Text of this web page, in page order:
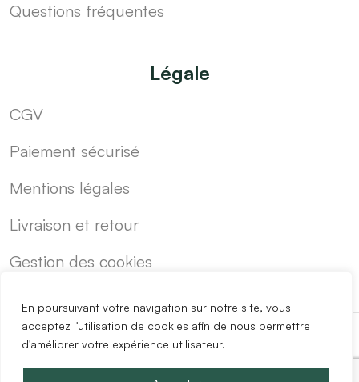
En poursuivant votre navigation sur notre site, vous
acceptez l'utilisation de cookies afin de nous permettre
d'améliorer votre expérience utilisateur.
Questions fréquentes
Légale
CGV
Paiement sécurisé
Mentions légales
Livraison et retour
Gestion des cookies
-